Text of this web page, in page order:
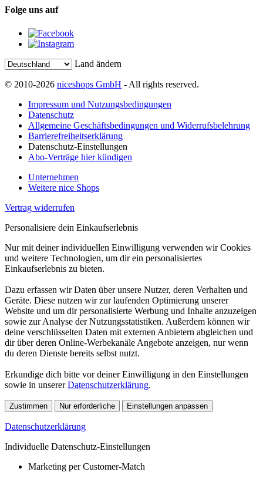
Folge uns auf
Land ändern
© 2010-2026 niceshops GmbH - All rights reserved.
Impressum und Nutzungsbedingungen
Datenschutz
Allgemeine Geschäftsbedingungen und Widerrufsbelehrung
Barrierefreiheitserklärung
Datenschutz-Einstellungen
Abo-Verträge hier kündigen
Unternehmen
Weitere nice Shops
Vertrag widerrufen
Personalisiere dein Einkaufserlebnis
Nur mit deiner individuellen Einwilligung verwenden wir Cookies
und weitere Technologien, um dir ein personalisiertes
Einkaufserlebnis zu bieten.
Dazu erfassen wir Daten über unsere Nutzer, deren Verhalten und
Geräte. Diese nutzen wir zur laufenden Optimierung unserer
Website und um dir personalisierte Werbung und Inhalte anzuzeigen
sowie zur Analyse der Nutzungsstatistiken. Außerdem können wir
deine verschlüsselten Daten mit externen Anbietern abgleichen und
dir über deren Online-Werbekanäle Angebote anzeigen, nur wenn
du deren Dienste bereits selbst nutzt.
Erkundige dich bitte vor deiner Einwilligung in den Einstellungen
sowie in unsererDatenschutzerklärung.
Zustimmen Nur erforderliche Einstellungen anpassen
Datenschutzerklärung
Individuelle Datenschutz-Einstellungen
Marketing per Customer-Match